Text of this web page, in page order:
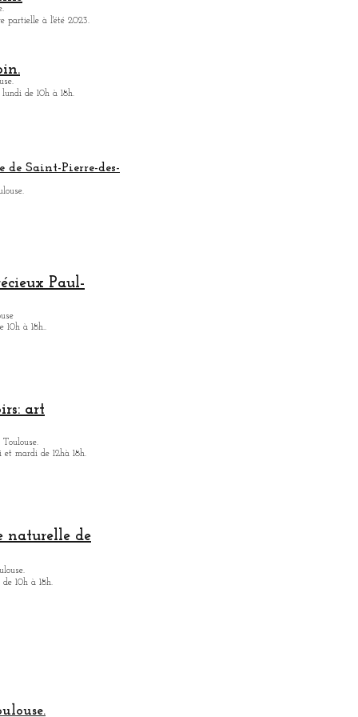
partielle à l'été 2023.
de 10h à 18h.
Saint-Pierre-des-
Paul-
10h à 18h..
art
mardi de 12hà 18h.
naturelle de
10h à 18h.